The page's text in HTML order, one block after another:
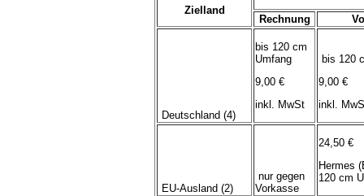
Zielland
Rechnung
Deutschland (4)
bis 120 cm
Umfang
9,00 €
inkl. MwSt
bis 120
9,00 €
inkl.
EU-Ausland (2)
nur gegen
Vorkasse
24,50 €
Hermes
120 cm